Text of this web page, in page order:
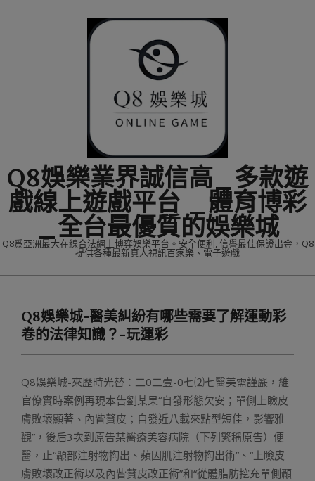
Q8娛樂業界誠信高_多款遊
戲線上遊戲平台 _體育博彩
_全台最優質的娛樂城
Q8爲亞洲最大在線合法網上博弈娛樂平台。安全便利, 信譽最佳保證出金，Q8
提供各種最新真人視訊百家樂、電子遊戲
MenuQ8娛樂城-醫美糾紛有哪些需要了解運動彩
卷的法律知識？-玩運彩
Q8娛樂城-來歷時光替：二0二壹-0七⑵七醫美需謹嚴，維
官僚實時案例再現本告劉某果“自發形態欠安；單側上瞼皮
膚敗壞顯著、內眥贅皮；自發近八載來點型短佳，影響雅
觀”，後后3次到原告某醫療美容病院（下列繁稱原告）便
醫，止“顳部注射物掏出、蘋因肌注射物掏出術”、“上瞼皮
膚敗壞改正術以及內眥贅皮改正術”和“從體脂肪挖充單側顳